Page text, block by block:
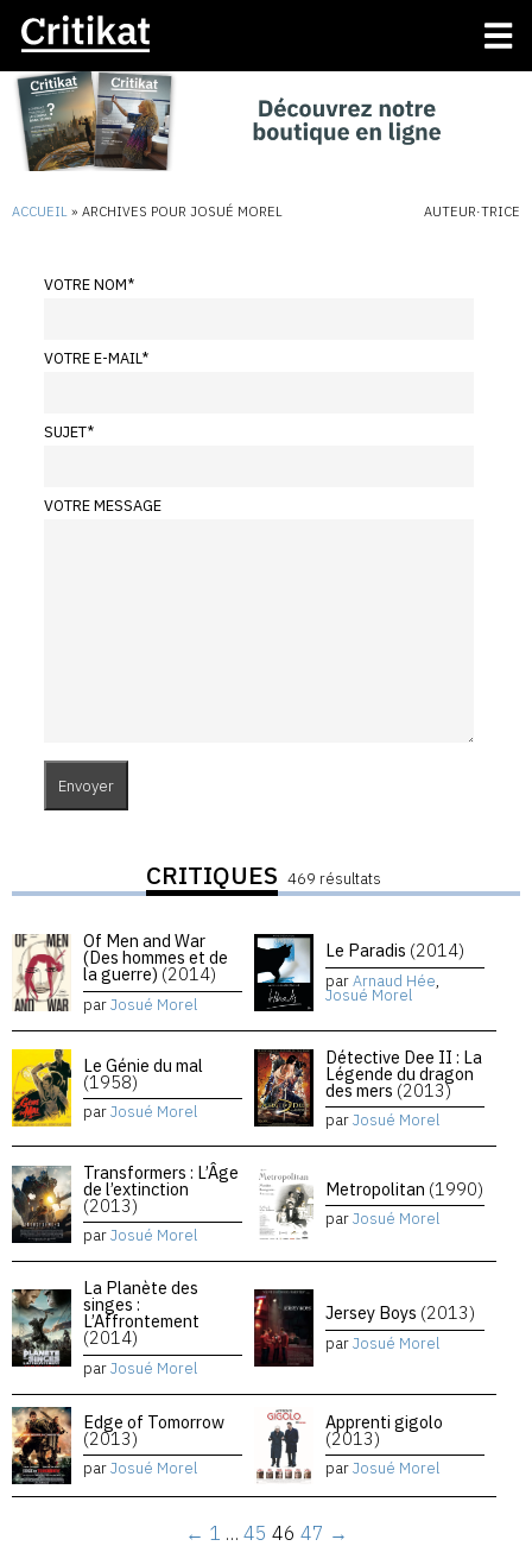
ACCUEIL » ARCHIVES POUR JOSUÉ MOREL AUTEUR·TRICE
VOTRE NOM*
VOTRE E-MAIL*
SUJET*
VOTRE MESSAGE
CRITIQUES 469 résultats
Of Men and War
(Des hommes et de
la guerre) (2014)
parJosué Morel
Le Paradis (2014)
parArnaud Hée,
Josué Morel
Le Génie du mal
(1958)
parJosué Morel
Détective Dee II : La
Légende du dragon
des mers (2013)
parJosué Morel
Transformers : L’Âge
de l’extinction
(2013)
parJosué Morel
Metropolitan (1990)
parJosué Morel
La Planète des
singes :
L’Affrontement
(2014)
parJosué Morel
Jersey Boys (2013)
parJosué Morel
Edge of Tomorrow
(2013)
parJosué Morel
Apprenti gigolo
(2013)
parJosué Morel
← 1 … 45 46 47 →